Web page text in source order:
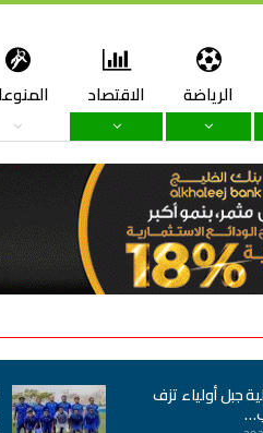
الرياضة الاقتصاد
جبل أولياء تزف